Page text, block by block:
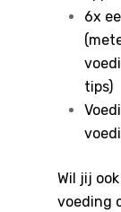
6x
tips)
Wil jij
voeding